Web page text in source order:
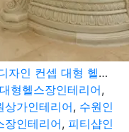
수원상가인테리어 화이트 럭셔리 디자인 컨셉 대형 헬스장
대형헬스장인테리어,
상가인테리어, 수원인
장인테리어, 피티샵인